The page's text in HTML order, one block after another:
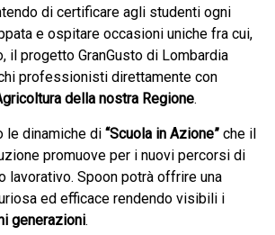
di certificare agli studenti ogni
e ospitare occasioni uniche fra cui,
il progetto GranGusto di Lombardia
professionisti direttamente con
della nostra Regione.
le dinamiche di “Scuola in Azione” che il
promuove per i nuovi percorsi di
lavorativo. Spoon potrà offrire una
ed efficace rendendo visibili i
generazioni.